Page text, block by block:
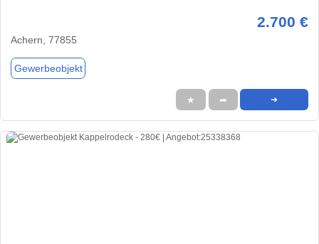
2.700 €
Achern, 77855
Gewerbeobjekt
★ ➦ ➜